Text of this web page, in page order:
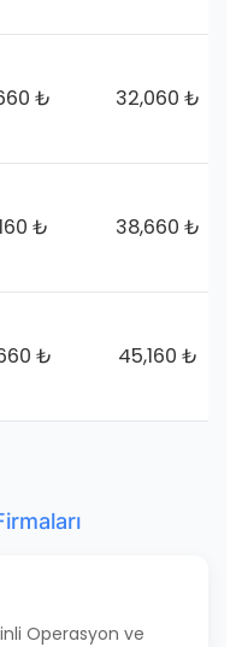
₺ 32,060 ₺
₺ 38,660 ₺
₺ 45,160 ₺
Operasyon ve